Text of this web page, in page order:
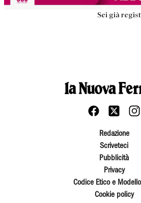
Sei già
Redazione
Scriveteci
Pubblicità
Privacy
Codice Etico e
Cookie policy